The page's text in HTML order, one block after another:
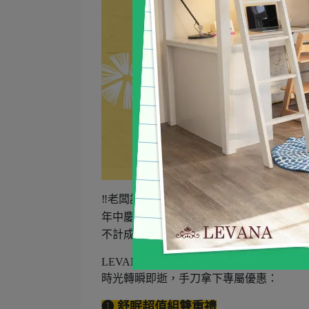
‼️老闆說活動太殺了不能做太久‼️
年中慶限定免費送 可水洗床墊、獨立筒
不計成本玩真的🤩🤩🤩
LEVANA夏祭年中慶☀️驚喜快閃僅𝟐週！
時光轉瞬即逝，手刀拿下專屬優惠：